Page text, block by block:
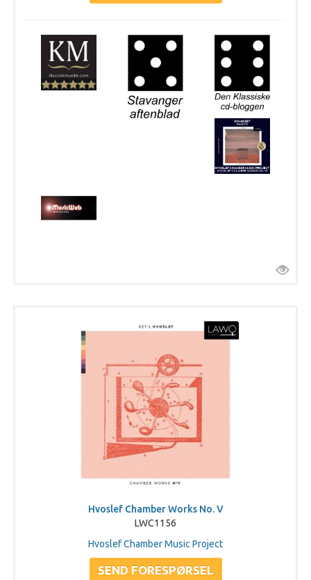
Hvoslef Chamber Works No. V
LWC1156
Hvoslef Chamber Music Project